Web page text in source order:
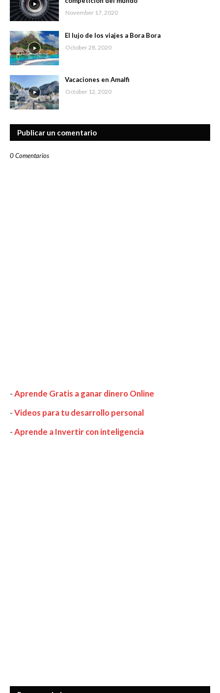
November 17, 2020
El lujo de los viajes a Bora Bora
October 28, 2020
Vacaciones en Amalfi
October 12, 2020
Publicar un comentario
0 Comentarios
-Aprende Gratis a ganar dinero Online
-Videos para tu desarrollo personal
-Aprende a Invertir con inteligencia